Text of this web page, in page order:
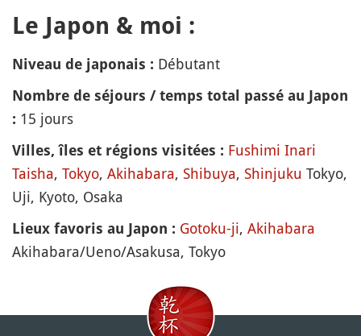
Le Japon & moi :
Niveau de japonais : Débutant
Nombre de séjours / temps total passé au Japon
: 15 jours
Villes, îles et régions visitées : Fushimi Inari
Taisha, Tokyo, Akihabara, Shibuya, Shinjuku Tokyo,
Uji, Kyoto, Osaka
Lieux favoris au Japon : Gotoku-ji, Akihabara
Akihabara/Ueno/Asakusa, Tokyo